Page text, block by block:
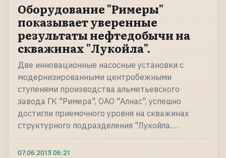
Оборудование "Римеры"
показывает уверенные
результаты нефтедобычи на
скважинах "Лукойла".
Две инновационные насосные установки с
модернизированными центробежными
ступенями производства альметьевского
завода ГК "Римера", ОАО "Алнас", успешно
достигли приемочного уровня на скважинах
структурного подразделения "Лукойла.…
07.06.2013 06:21